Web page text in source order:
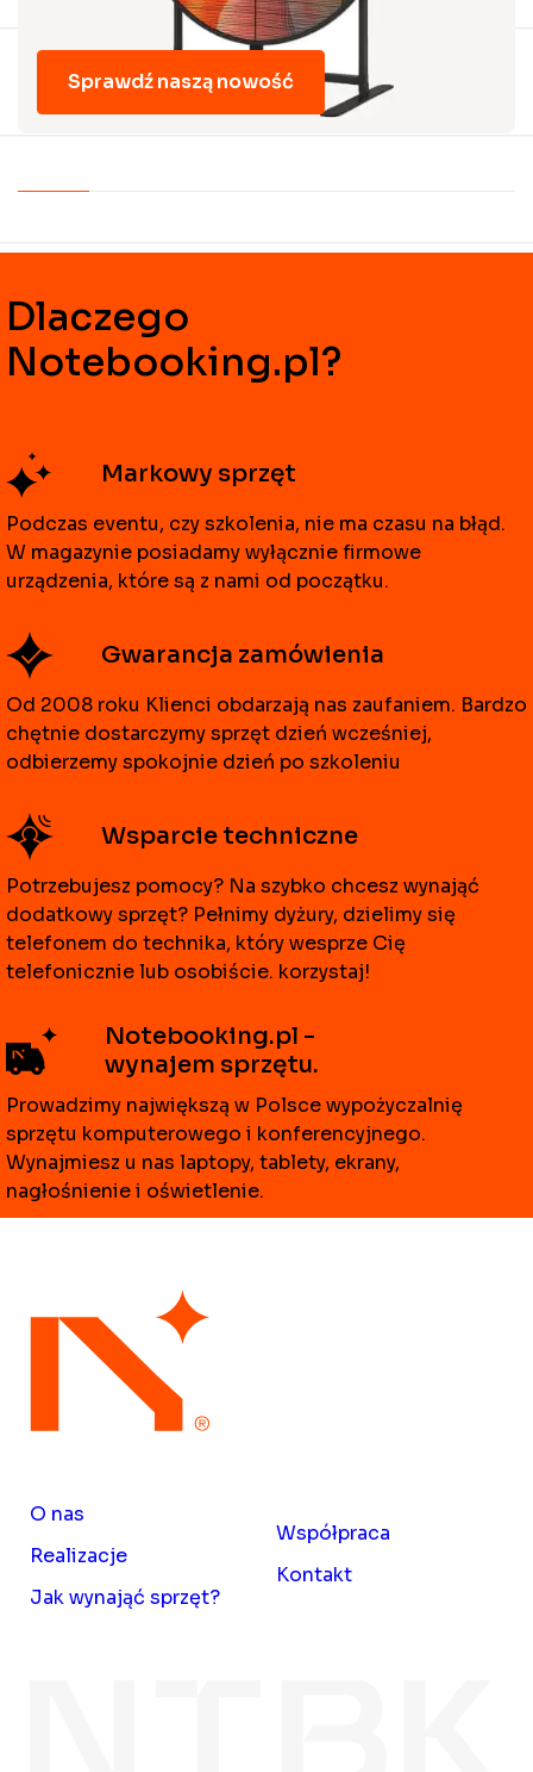
Dlaczego
Notebooking.pl?
Markowy sprzęt
Podczas eventu, czy szkolenia, nie ma czasu na błąd.
W magazynie posiadamy wyłącznie firmowe
urządzenia, które są z nami od początku.
Gwarancja zamówienia
Od 2008 roku Klienci obdarzają nas zaufaniem. Bardzo
chętnie dostarczymy sprzęt dzień wcześniej,
odbierzemy spokojnie dzień po szkoleniu
Wsparcie techniczne
Potrzebujesz pomocy? Na szybko chcesz wynająć
dodatkowy sprzęt? Pełnimy dyżury, dzielimy się
telefonem do technika, który wesprze Cię
telefonicznie lub osobiście. korzystaj!
Notebooking.pl -
wynajem sprzętu.
Prowadzimy największą w Polsce wypożyczalnię
sprzętu komputerowego i konferencyjnego.
Wynajmiesz u nas laptopy, tablety, ekrany,
nagłośnienie i oświetlenie.
O nas
Realizacje
Jak wynająć sprzęt?
Współpraca
Kontakt